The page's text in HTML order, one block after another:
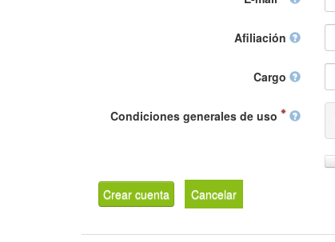
Afiliación
Cargo
Condiciones generales de uso
Crear cuenta Cancelar